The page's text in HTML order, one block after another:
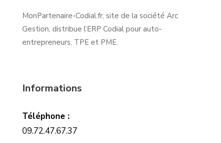
MonPartenaire-Codial.fr, site de la société Arc
Gestion, distribue l’ERP Codial pour auto-
entrepreneurs, TPE et PME.
Informations
Téléphone :
09.72.47.67.37